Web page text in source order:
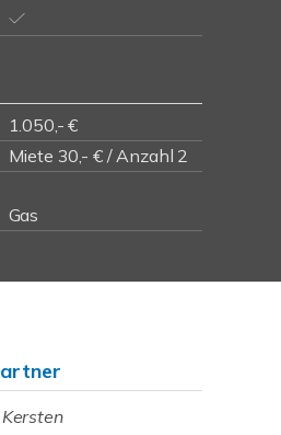
1.050,- €
Miete 30,- € / Anzahl 2
Gas